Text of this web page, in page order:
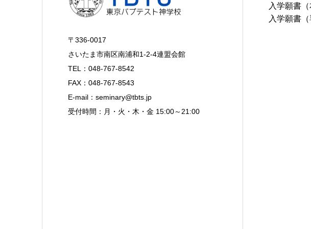
〒336-0017
さいたま市南区南浦和1-2-4連盟会館
TEL：048-767-8542
FAX：048-767-8543
E-mail：seminary@tbts.jp
受付時間：月・火・木・金 15:00～21:00
入学願書
入学願書（